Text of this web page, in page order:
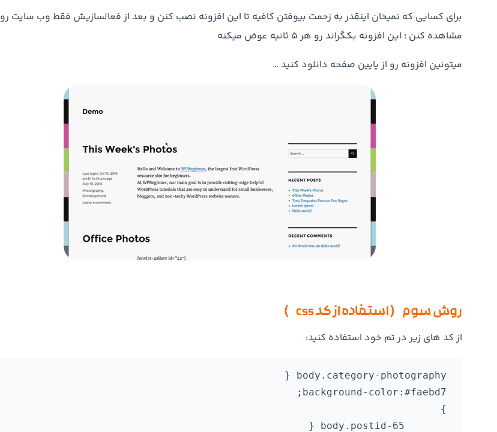
برای کسایی که نمیخان اینقدر به زحمت بیوفتن کافیه تا این افزونه نصب کنن و بعد از فعالسازیش فقط وب سایت رو
مشاهده کنن ؛ این افزونه بکگراند رو هر 5 ثانیه عوض میکنه
میتونین افزونه رو از پایین صفحه دانلود کنید …
روش سوم ( استفاده از کد css )
از کد های زیر در تم خود استفاده کنید: